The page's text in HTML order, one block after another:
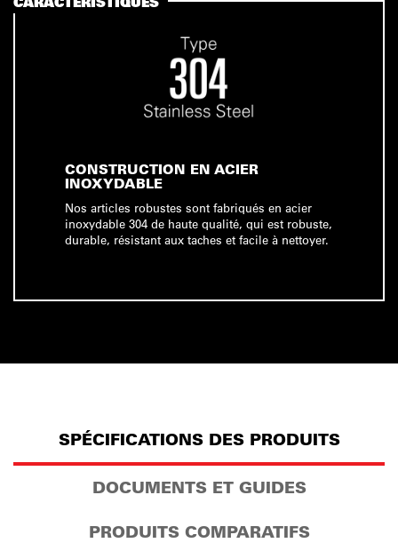
CONSTRUCTION EN ACIER
INOXYDABLE
Nos articles robustes sont fabriqués en acier
inoxydable 304 de haute qualité, qui est robuste,
durable, résistant aux taches et facile à nettoyer.
SPÉCIFICATIONS DES PRODUITS
DOCUMENTS ET GUIDES
PRODUITS COMPARATIFS